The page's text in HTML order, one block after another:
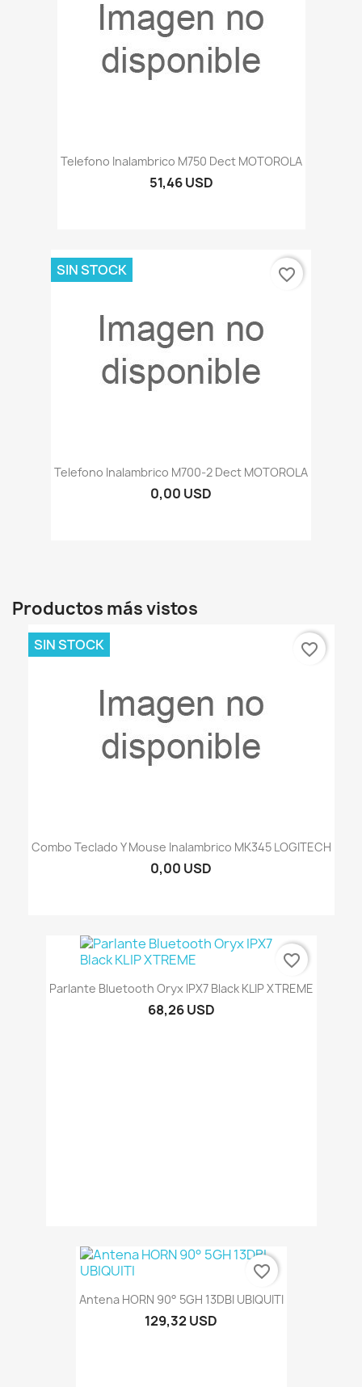
Telefono Inalambrico M750 Dect MOTOROLA
51,46 USD
Telefono Inalambrico M700-2 Dect MOTOROLA
0,00 USD
SIN STOCK favorite_border
Productos más vistos
Combo Teclado Y Mouse Inalambrico MK345 LOGITECH
0,00 USD
SIN STOCK favorite_border
Parlante Bluetooth Oryx IPX7 Black KLIP XTREME
68,26 USD
favorite_border
Antena HORN 90° 5GH 13DBI UBIQUITI
129,32 USD
favorite_border